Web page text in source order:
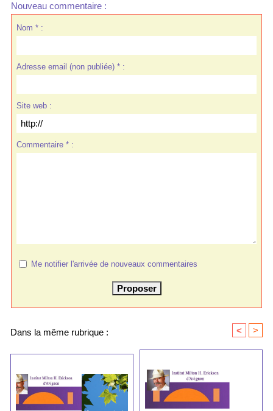
Nouveau commentaire :
Nom * :
Adresse email (non publiée) * :
Site web :
Commentaire * :
Me notifier l'arrivée de nouveaux commentaires
Dans la même rubrique : < >